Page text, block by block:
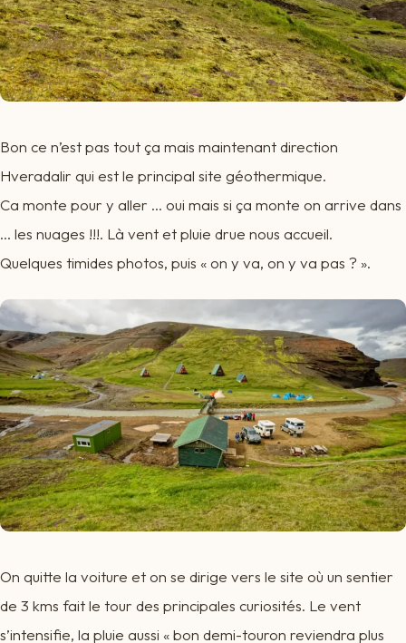
Bon ce n’est pas tout ça mais maintenant direction
Hveradalir qui est le principal site géothermique.
Ca monte pour y aller … oui mais si ça monte on arrive dans
… les nuages !!!. Là vent et pluie drue nous accueil.
Quelques timides photos, puis « on y va, on y va pas ? ».
On quitte la voiture et on se dirige vers le site où un sentier
de 3 kms fait le tour des principales curiosités. Le vent
s’intensifie, la pluie aussi « bon demi-touron reviendra plus